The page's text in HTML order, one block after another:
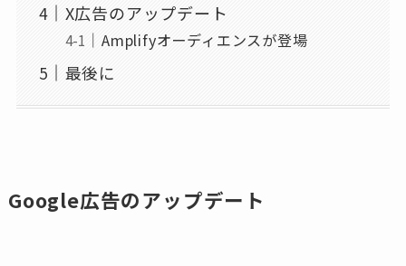
X広告のアップデート
Amplifyオーディエンスが登場
最後に
Google広告のアップデート